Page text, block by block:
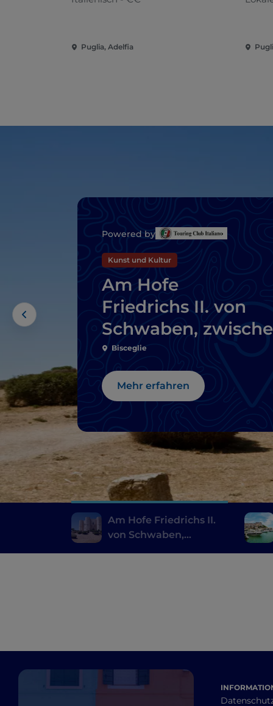
Puglia, Adelfia
Powered by
Kunst und Kultur
Am Hofe
Friedrichs II. von
Schwaben,
der Region von Bari
und Castel del
Bisceglie
Mehr erfahren
Am Hofe Friedrichs II.
von Schwaben,